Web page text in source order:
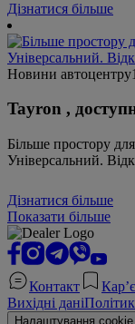
Дізнатися більше
Новини автоцентру
Tayron ,
Більше простору
Універсальний.
Дізнатися більше
Показати більше
Контакт
Вихідні дані
Налаштування cookie